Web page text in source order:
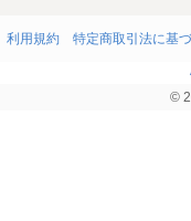
利用規約 特定商取引法に基
©